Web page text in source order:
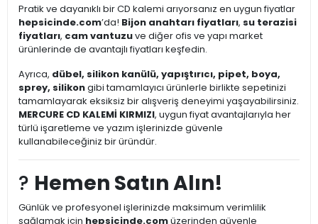
Pratik ve dayanıklı bir CD kalemi arıyorsanız en uygun fiyatlar
hepsicinde.com’da! Bijon anahtarı fiyatları, su terazisi
fiyatları, cam vantuzuve diğer ofis ve yapı market
ürünlerinde de avantajlı fiyatları keşfedin.
Ayrıca, dübel, silikon kanülü, yapıştırıcı, pipet, boya,
sprey, silikongibi tamamlayıcı ürünlerle birlikte sepetinizi
tamamlayarak eksiksiz bir alışveriş deneyimi yaşayabilirsiniz.
MERCURE CD KALEMİ KIRMIZI, uygun fiyat avantajlarıyla her
türlü işaretleme ve yazım işlerinizde güvenle
kullanabileceğiniz bir üründür.
? Hemen Satın Alın!
Günlük ve profesyonel işlerinizde maksimum verimlilik
sağlamak için hepsicinde.comüzerinden güvenle